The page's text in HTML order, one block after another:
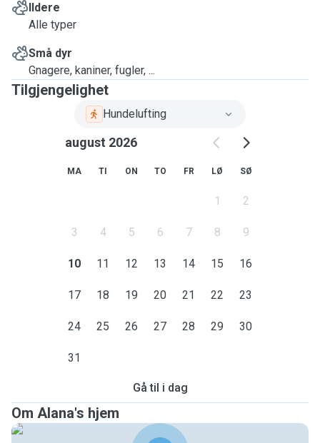
Ildere
Alle typer
Små dyr
Gnagere, kaniner, fugler, ...
Tilgjengelighet
Hundelufting
august 2026
MA TI ON TO FR LØ SØ
1 2
3 4 5 6 7 8 9
10 11 12 13 14 15 16
17 18 19 20 21 22 23
24 25 26 27 28 29 30
31
Gå til i dag
Om Alana's hjem